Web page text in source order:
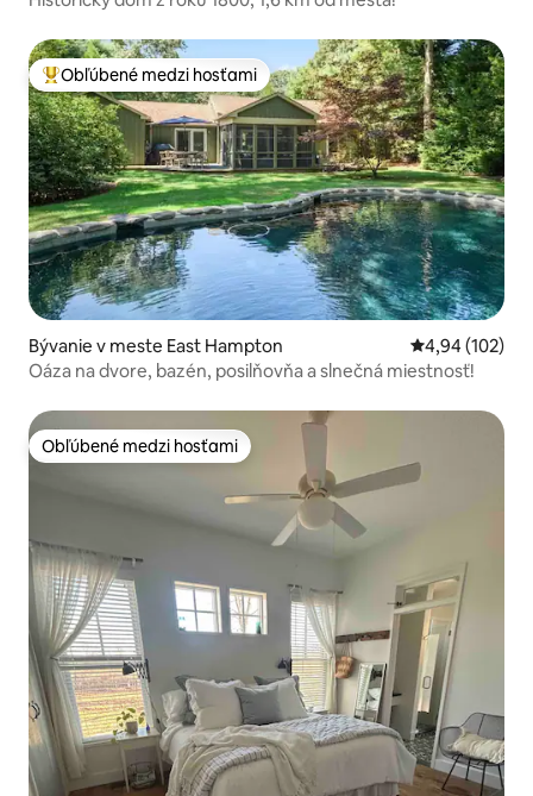
Najobľúbenejšie medzi hosťami
Obľúbené medzi hosťami
Bývanie v meste East Hampton Priemerné
4,94 (102)
Oáza na dvore, bazén, posilňovňa a slnečná miestnosť!
Obľúbené medzi hosťami
Obľúbené medzi hosťami